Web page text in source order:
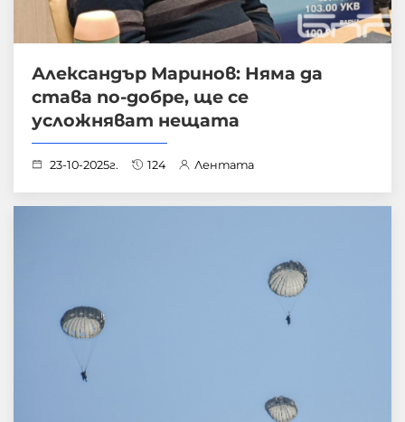
Александър Маринов: Няма да
става по-добре, ще се
усложняват нещата
23-10-2025г. 124 Лентата